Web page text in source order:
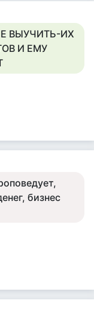
ВЫУЧИТЬ-ИХ
И ЕМУ
бизнес